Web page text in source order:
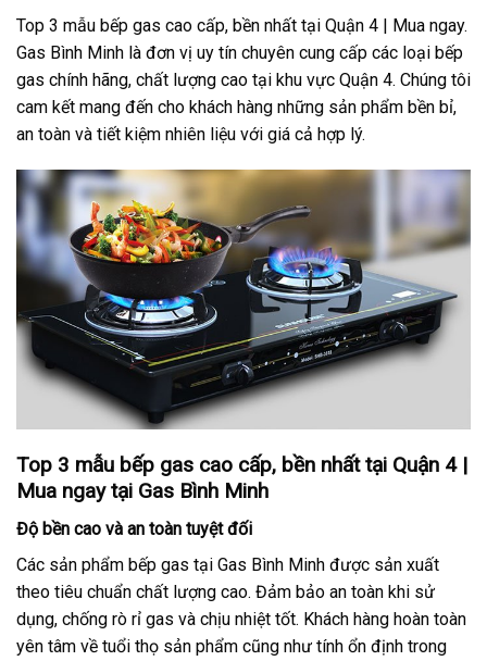
Top 3 mẫu bếp gas cao cấp, bền nhất tại Quận 4 | Mua ngay.
Gas Bình Minh là đơn vị uy tín chuyên cung cấp các loại bếp
gas chính hãng, chất lượng cao tại khu vực Quận 4. Chúng tôi
cam kết mang đến cho khách hàng những sản phẩm bền bỉ,
an toàn và tiết kiệm nhiên liệu với giá cả hợp lý.
Top 3 mẫu bếp gas cao cấp, bền nhất tại Quận 4 |
Mua ngay tại Gas Bình Minh
Độ bền cao và an toàn tuyệt đối
Các sản phẩm bếp gas tại Gas Bình Minh được sản xuất
theo tiêu chuẩn chất lượng cao. Đảm bảo an toàn khi sử
dụng, chống rò rỉ gas và chịu nhiệt tốt. Khách hàng hoàn toàn
yên tâm về tuổi thọ sản phẩm cũng như tính ổn định trong